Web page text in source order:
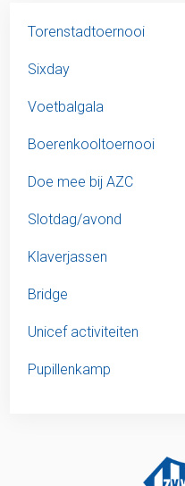
Torenstadtoernooi
Sixday
Voetbalgala
Boerenkooltoernooi
Doe mee bij AZC
Slotdag/avond
Klaverjassen
Bridge
Unicef activiteiten
Pupillenkamp